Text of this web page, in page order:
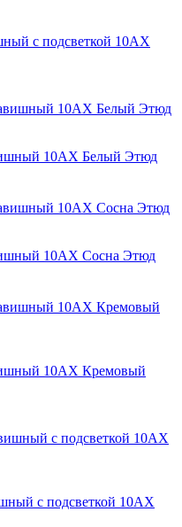
с подсветкой 10АХ
10АХ Белый Этюд
10АХ Сосна Этюд
10АХ Кремовый
с подсветкой 10АХ